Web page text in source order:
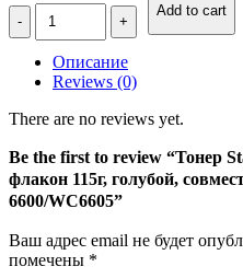
Количество
Тонер
Control
X6600-
115B-
COS,
флакон
115г,
голубой,
совместимый,
Xerox
6600/WC6605
Add to cart
Описание
Reviews (0)
There are no reviews yet.
Be the first to review “Тонер
флакон 115г, голубой,
6600/WC6605”
Ваш адрес email не будет
помечены *